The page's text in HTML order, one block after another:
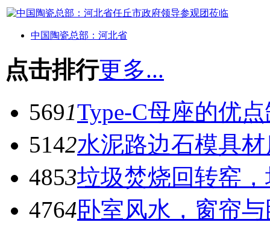
中国陶瓷总部：河北省
点击排行更多...
5691Type-C母座的优
5142水泥路边石模具
4853垃圾焚烧回转窑
4764卧室风水，窗帘